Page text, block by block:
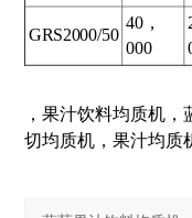
GRS2000/50
40，
000
，果汁饮料均质机
切均质机，果汁均质